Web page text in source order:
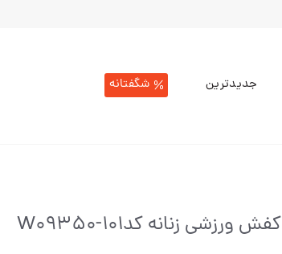
جدیدترین شگفتانه
کفش ورزشی زنانه کدW09350-101